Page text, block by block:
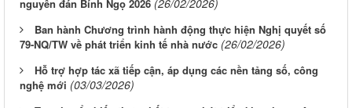
nguyên đán Bính Ngọ 2026
Ban hành Chương trình hành động thực hiện Nghị quyết số
79-NQ/TW về phát triển kinh tế nhà nước (26/02/2026)
Hỗ trợ hợp tác xã tiếp cận, áp dụng các nền tảng số, công
nghệ mới (03/03/2026)